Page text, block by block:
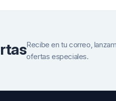
Recibe en tu correo,
ofertas especiales.